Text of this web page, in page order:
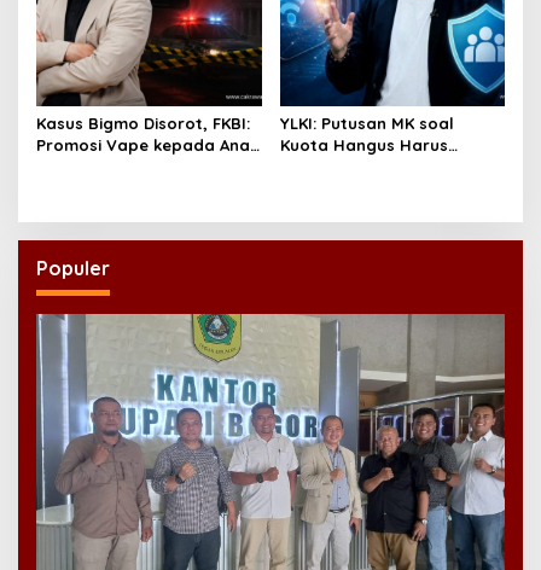
Kasus Bigmo Disorot, FKBI:
Promosi Vape kepada Anak
YLKI: Putusan MK soal
Kuota Hangus Harus
Populer